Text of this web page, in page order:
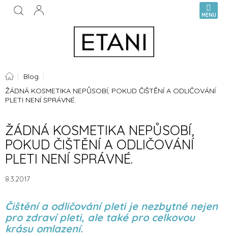
Přejít
KOŠÍK
Domů
Blog
ŽÁDNÁ KOSMETIKA NEPŮSOBÍ, POKUD ČIŠTĚNÍ A ODLIČOVÁNÍ
PLETI NENÍ SPRÁVNÉ.
ŽÁDNÁ KOSMETIKA NEPŮSOBÍ,
POKUD ČIŠTĚNÍ A ODLIČOVÁNÍ
PLETI NENÍ SPRÁVNÉ.
8.3.2017
Čištění a odličování pleti je nezbytné nejen
pro zdraví pleti, ale také pro celkovou
krásu omlazení.